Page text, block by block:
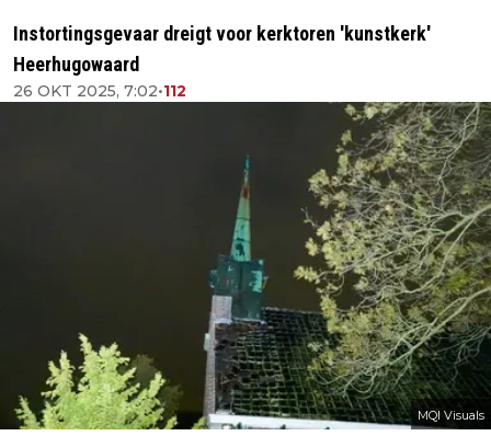
Instortingsgevaar dreigt voor kerktoren 'kunstkerk'
Heerhugowaard
26 OKT 2025, 7:02•112
MQI Visuals